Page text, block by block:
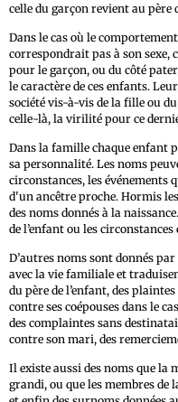
celle du garçon revient au père
Dans le cas où le
correspondrait pas à son sexe,
pour le garçon, ou du côté
le caractère de ces enfants.
société vis-à-vis de la fille ou
celle-là, la virilité pour ce
Dans la famille chaque enfant
sa personnalité. Les noms
circonstances, les événements
d'un ancêtre proche. Hormis
des noms donnés à la
de l’enfant ou les
D’autres noms sont donnés
avec la vie familiale et
du père de l’enfant, des
contre ses coépouses dans le
des complaintes sans
contre son mari, des
Il existe aussi des noms que la
grandi, ou que les membres de